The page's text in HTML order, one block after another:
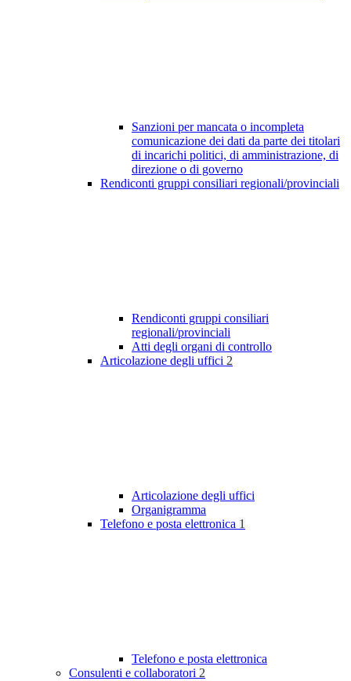
Sanzioni per mancata o incompleta
comunicazione dei dati da parte dei titolari
di incarichi politici, di amministrazione, di
direzione o di governo
Rendiconti gruppi consiliari regionali/provinciali
Rendiconti gruppi consiliari
regionali/provinciali
Atti degli organi di controllo
Articolazione degli uffici 2
Articolazione degli uffici
Organigramma
Telefono e posta elettronica 1
Telefono e posta elettronica
Consulenti e collaboratori 2